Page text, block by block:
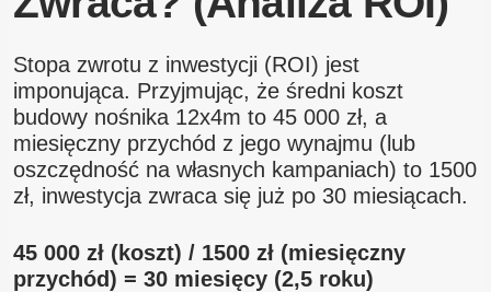
Stopa zwrotu z inwestycji (ROI) jest
imponująca. Przyjmując, że średni koszt
budowy nośnika 12x4m to 45 000 zł, a
miesięczny przychód z jego wynajmu (lub
oszczędność na własnych kampaniach) to 1500
zł, inwestycja zwraca się już po 30 miesiącach.
45 000 zł (koszt) / 1500 zł (miesięczny
przychód) = 30 miesięcy (2,5 roku)